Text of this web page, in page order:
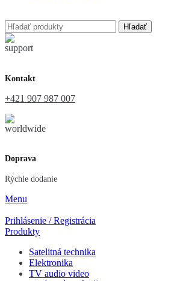
Hľadať
Kontakt
+421 907 987 007
Doprava
Rýchle dodanie
Menu
Prihlásenie / Registrácia
Produkty
Satelitná technika
Elektronika
TV audio video